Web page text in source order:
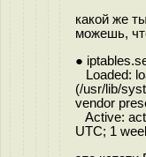
какой же
можешь,
●
Loaded:
(/usr/lib/
vendor
Active:
UTC; 1